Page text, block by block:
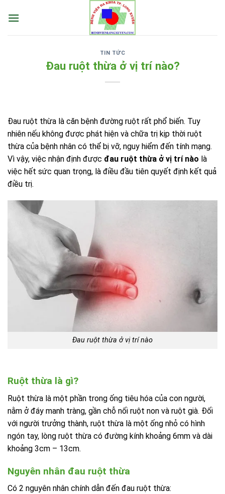
TIN TỨC
Đau ruột thừa ở vị trí nào?
Đau ruột thừa là căn bệnh đường ruột rất phổ biến. Tuy
nhiên nếu không được phát hiện và chữa trị kịp thời ruột
thừa của bệnh nhân có thể bị vỡ, nguy hiểm đến tính mạng.
Vì vậy, việc nhận định được đau ruột thừa ở vị trí nào là
việc hết sức quan trọng, là điều đầu tiên quyết định kết quả
điều trị.
Đau ruột thừa ở vị trí nào
Ruột thừa là gì?
Ruột thừa là một phần trong ống tiêu hóa của con người,
nằm ở đáy manh tràng, gần chỗ nối ruột non và ruột già. Đối
với người trưởng thành, ruột thừa là một ống nhỏ có hình
ngón tay, lòng ruột thừa có đường kính khoảng 6mm và dài
khoảng 3cm – 13cm.
Nguyên nhân đau ruột thừa
Có 2 nguyên nhân chính dẫn đến đau ruột thừa: